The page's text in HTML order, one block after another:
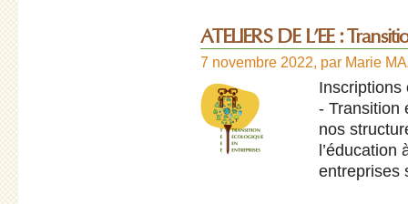
ATELIERS DE L’EE :
7 novembre 2022, par Marie
Inscriptions
- Transition
nos
l’éducation
entreprises